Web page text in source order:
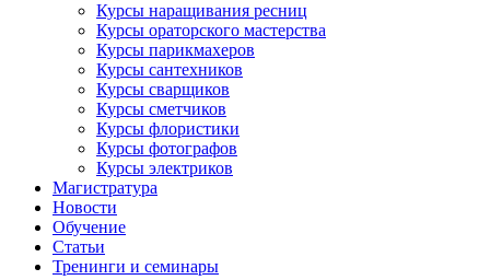
Курсы наращивания ресниц
Курсы ораторского мастерства
Курсы парикмахеров
Курсы сантехников
Курсы сварщиков
Курсы сметчиков
Курсы флористики
Курсы фотографов
Курсы электриков
Магистратура
Новости
Обучение
Статьи
Тренинги и семинары